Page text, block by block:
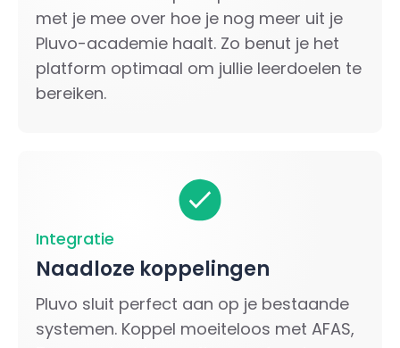
met je mee over hoe je nog meer uit je
Pluvo-academie haalt. Zo benut je het
platform optimaal om jullie leerdoelen te
bereiken.
Integratie
Naadloze koppelingen
Pluvo sluit perfect aan op je bestaande
systemen. Koppel moeiteloos met AFAS,